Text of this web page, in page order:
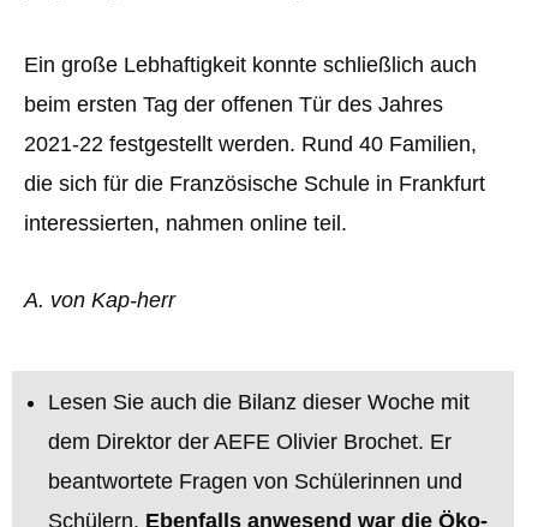
Ein große Lebhaftigkeit konnte schließlich auch
beim ersten Tag der offenen Tür des Jahres
2021-22 festgestellt werden. Rund 40 Familien,
die sich für die Französische Schule in Frankfurt
interessierten, nahmen online teil.
A. von Kap-herr
Lesen Sie auch die Bilanz dieser Woche mit
dem Direktor der AEFE Olivier Brochet. Er
beantwortete Fragen von Schülerinnen und
Schülern. Ebenfalls anwesend war die Öko-